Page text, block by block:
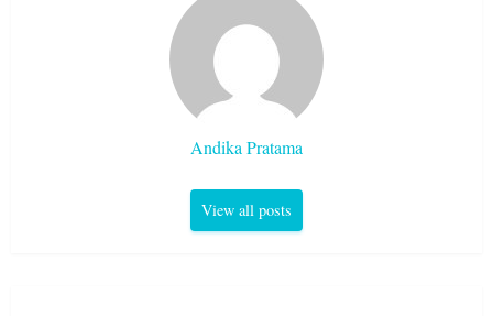
Andika Pratama
View all posts